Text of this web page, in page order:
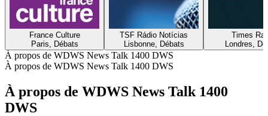
France Culture
Paris, Débats
TSF Rádio Notícias
Lisbonne, Débats
Times
Londres,
À propos de WDWS News Talk 1400 DWS
À propos de WDWS News Talk 1400 DWS
À propos de WDWS News Talk 1400
DWS